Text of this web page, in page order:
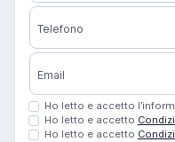
Telefono
Email
Ho letto e accetto
Ho letto e accetto
Ho letto e accetto